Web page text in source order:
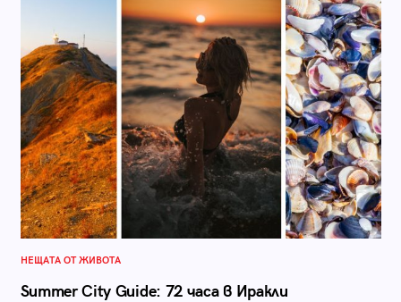
НЕЩАТА ОТ ЖИВОТА
Summer City Guide: 72 часа в Иракли